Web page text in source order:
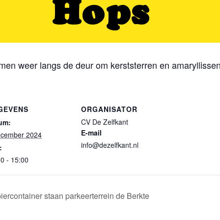
weer langs de deur om kerststerren en
2024
- 15:00
ORGANISATOR
CV De Zelfkant
E-mail
info@dezelfkant.nl
staan parkeerterrein de Berkte